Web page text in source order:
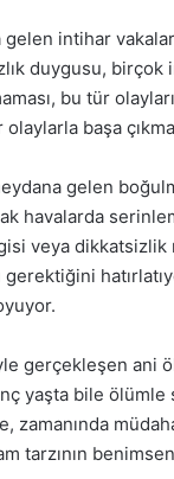
intihar
duygusu,
bu tür
başa
gelen
havalarda
veya
gerektiğini
gerçekleşen
yaşta bile ölümle
zamanında
tarzının